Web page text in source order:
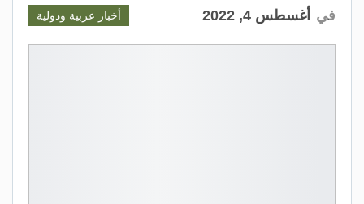
أخبار عربية ودولية في أغسطس 4, 2022